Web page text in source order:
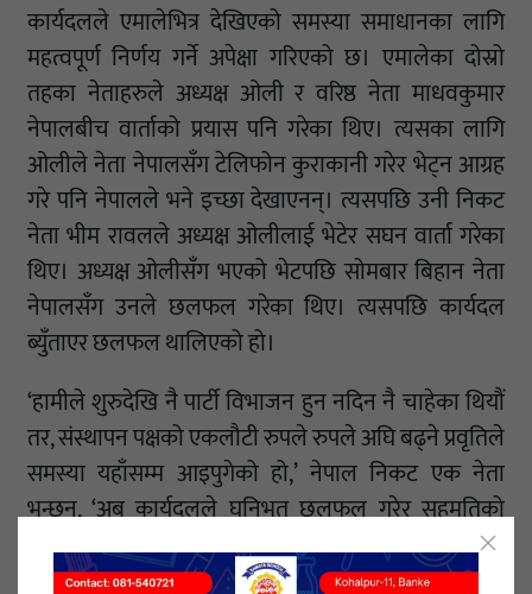
कार्यदलले एमालेभित्र देखिएको समस्या समाधानका लागि
महत्वपूर्ण निर्णय गर्ने अपेक्षा गरिएको छ। एमालेका दोस्रो
तहका नेताहरुले अध्यक्ष ओली र वरिष्ठ नेता माधवकुमार
नेपालबीच वार्ताको प्रयास पनि गरेका थिए। त्यसका लागि
ओलीले नेता नेपालसँग टेलिफोन कुराकानी गरेर भेट्न आग्रह
गरे पनि नेपालले भने इच्छा देखाएनन्। त्यसपछि उनी निकट
नेता भीम रावलले अध्यक्ष ओलीलाई भेटेर सघन वार्ता गरेका
थिए। अध्यक्ष ओलीसँग भएको भेटपछि सोमबार बिहान नेता
नेपालसँग उनले छलफल गरेका थिए। त्यसपछि कार्यदल
ब्युँताएर छलफल थालिएको हो।
‘हामीले शुरुदेखि नै पार्टी विभाजन हुन नदिन नै चाहेका थियौं
तर, संस्थापन पक्षको एकलौटी रुपले रुपले अघि बढ्ने प्रवृतिले
समस्या यहाँसम्म आइपुगेको हो,’ नेपाल निकट एक नेता
भन्छन्, ‘अब कार्यदलले घनिभूत छलफल गरेर सहमतिको
ठोस खाका ल्याओस्।’